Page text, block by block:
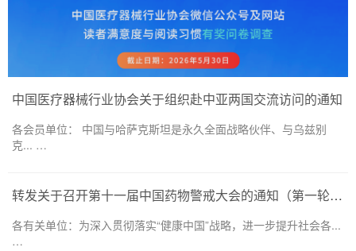
中国医疗器械行业协会关于组织赴中亚两国交流访问的通知
各会员单位： 中国与哈萨克斯坦是永久全面战略伙伴、与乌兹别
克... …
转发关于召开第十一届中国药物警戒大会的通知（第一轮）——药品和医疗器械领域
各有关单位：为深入贯彻落实“健康中国”战略，进一步提升社会各...
…